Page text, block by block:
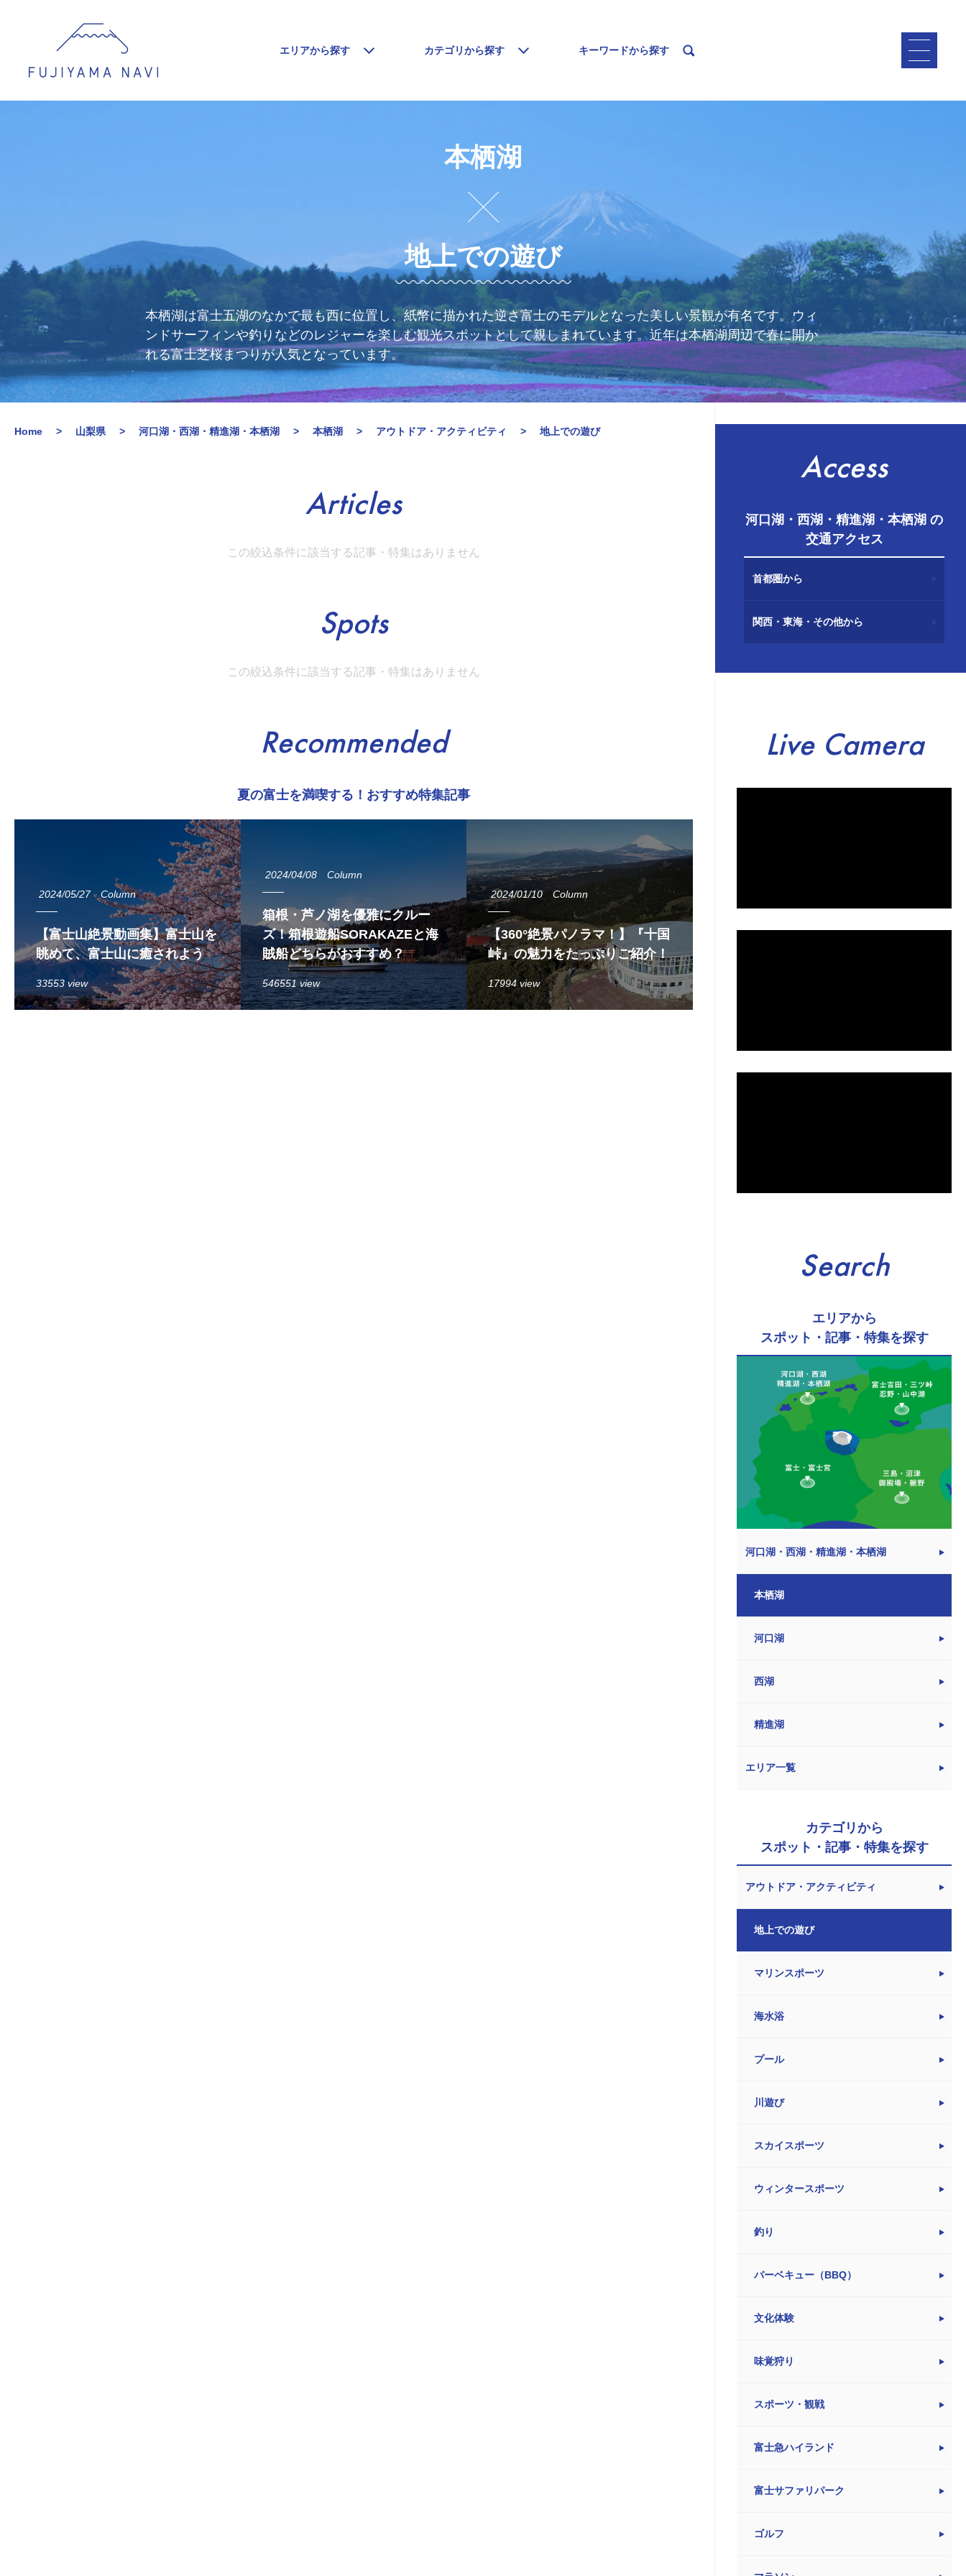
エリアから探す カテゴリから探す キーワードから探す
本栖湖
地上での遊び
本栖湖は富士五湖のなかで最も西に位置し、紙幣に描かれた逆さ富士のモデルとなった美しい景観が有名です。ウィ
ンドサーフィンや釣りなどのレジャーを楽しむ観光スポットとして親しまれています。近年は本栖湖周辺で春に開か
れる富士芝桜まつりが人気となっています。
Home 山梨県 河口湖・西湖・精進湖・本栖湖 本栖湖 アウトドア・アクティビティ 地上での遊び
Articles
この絞込条件に該当する記事・特集はありません
Spots
この絞込条件に該当する記事・特集はありません
Recommended
夏の富士を満喫する！おすすめ特集記事
2024/05/27 Column
【富士山絶景動画集】富士山を
眺めて、富士山に癒されよう
33553 view
2024/04/08 Column
箱根・芦ノ湖を優雅にクルー
ズ！箱根遊船SORAKAZEと海
賊船どちらがおすすめ？
546551 view
2024/01/10 Column
【360°絶景パノラマ！】『十国
峠』の魅力をたっぷりご紹介！
17994 view
Access
河口湖・西湖・精進湖・本栖湖 の
交通アクセス
首都圏から
関西・東海・その他から
Live Camera
Search
エリアから
スポット・記事・特集を探す
河口湖・西湖・精進湖・本栖湖
本栖湖
河口湖
西湖
精進湖
エリア一覧
カテゴリから
スポット・記事・特集を探す
アウトドア・アクティビティ
地上での遊び
マリンスポーツ
海水浴
プール
川遊び
スカイスポーツ
ウィンタースポーツ
釣り
バーベキュー（BBQ）
文化体験
味覚狩り
スポーツ・観戦
富士急ハイランド
富士サファリパーク
ゴルフ